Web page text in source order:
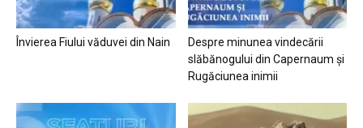
Învierea Fiului văduvei din Nain
Despre minunea vindecării
slăbănogului din Capernaum și
Rugăciunea inimii